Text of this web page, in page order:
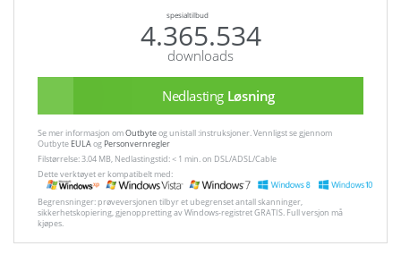
spesialtilbud
4.365.534
downloads
Nedlasting Løsning
Se mer informasjon omOutbyteog unistall :instruksjoner. Vennligst se gjennom
Outbyte EULAog Personvernregler
Filstørrelse: 3.04 MB, Nedlastingstid: < 1 min. on DSL/ADSL/Cable
Dette verktøyet er kompatibelt med:
Begrensninger: prøveversjonen tilbyr et ubegrenset antall skanninger,
sikkerhetskopiering, gjenoppretting av Windows-registret GRATIS. Full versjon må
kjøpes.